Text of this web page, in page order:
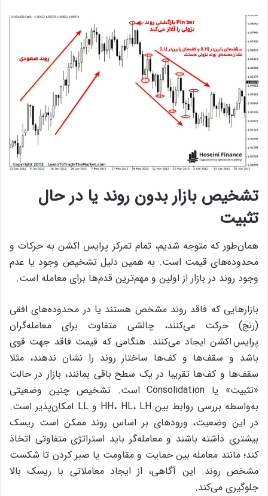
تشخیص بازار بدون روند یا در حال
تثبیت
همان‌طور که متوجه شدیم، تمام تمرکز پرایس اکشن به حرکات و
محدوده‌های قیمت است. به همین دلیل تشخیص وجود یا عدم
وجود روند در بازار از اولین و مهم‌ترین قدم‌ها برای معامله است.
بازارهایی که فاقد روند مشخص هستند یا در محدوده‌های افقی
(رنج) حرکت می‌کنند، چالشی متفاوت برای معامله‌گران
پرایس اکشن ایجاد می‌کنند. هنگامی که قیمت فاقد جهت قوی
باشد و سقف‌ها و کف‌ها ساختار روند را نشان ندهند، مثلا
سقف‌ها و کف‌ها تقریبا در یک سطح باقی بمانند، بازار در حالت
«تثبیت» یا Consolidation است. تشخیص چنین وضعیتی
به‌واسطه بررسی روابط بین HH، HL، LH و LL امکان‌پذیر است.
در این وضعیت، ورودهای بر اساس روند ممکن است ریسک
بیشتری داشته باشند و معامله‌گر باید استراتژی متفاوتی اتخاذ
کند؛ مانند معامله بین حمایت و مقاومت یا صبر کردن تا شکست
مشخص روند. این آگاهی، از ایجاد معاملاتی با ریسک بالا
جلوگیری می‌کند.